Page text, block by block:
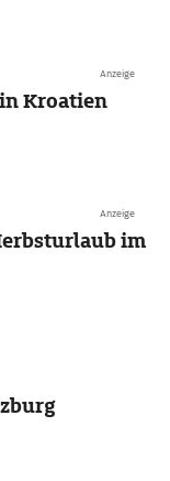
Anzeige
Kroatien
Anzeige
im